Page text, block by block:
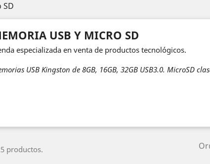
SD
USB Y MICRO SD
especializada en venta de productos tecnológicos.
USB Kingston de 8GB, 16GB, 32GB USB3.0. MicroSD
productos.